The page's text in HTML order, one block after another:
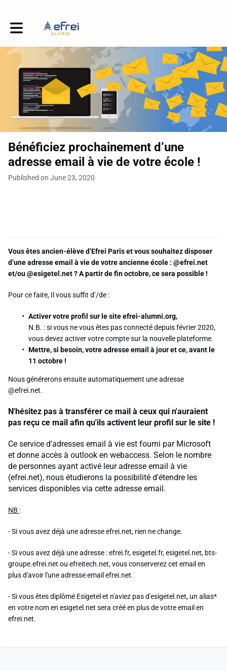
Toggle main navigation
Bénéficiez prochainement d’une
adresse email à vie de votre école !
Published on June 23, 2020
Vous êtes ancien-élève d’Efrei Paris et vous souhaitez disposer
d’une adresse email à vie de votre ancienne école : @efrei.net
et/ou @esigetel.net ? A partir de fin octobre, ce sera possible !
Pour ce faire, Il vous suffit d’/de :
Activer votre profil sur le site efrei-alumni.org,
N.B. : si vous ne vous êtes pas connecté depuis février 2020,
vous devez activer votre compte sur la nouvelle plateforme.
Mettre, si besoin, votre adresse email à jour et ce, avant le
11 octobre !
Nous générerons ensuite automatiquement une adresse
@efrei.net.
N'hésitez pas à transférer ce mail à ceux qui n'auraient
pas reçu ce mail afin qu'ils activent leur profil sur le site !
Ce service d'adresses email à vie est fourni par Microsoft
et donne accès à outlook en webaccess. Selon le nombre
de personnes ayant activé leur adresse email à vie
(efrei.net), nous étudierons la possibilité d'étendre les
services disponibles via cette adresse email.
NB :
- Si vous avez déjà une adresse efrei.net, rien ne change.
- Si vous avez déjà une adresse : efrei.fr, esigetel.fr, esigetel.net, bts-
groupe.efrei.net ou efreitech.net, vous conserverez cet email en
plus d'avoir l'une adresse email efrei.net.
- Si vous êtes diplômé Esigetel et n'aviez pas d'esigetel.net, un alias*
en votre nom en esigetel.net sera créé en plus de votre email en
efrei.net.